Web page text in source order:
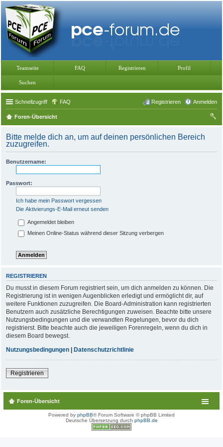
Teamseite FAQ Registrieren Profil
Suchen
Schnellzugriff FAQ Anmelden
Registrieren
Foren-Übersicht
Bitte melde dich an, um auf deinen persönlichen Bereich
zuzugreifen.
Benutzername:
Passwort:
Ich habe mein Passwort vergessen
Die Aktivierungs-E-Mail erneut senden
Angemeldet bleiben
Meinen Online-Status während dieser Sitzung verbergen
REGISTRIEREN
Du musst in diesem Forum registriert sein, um dich anmelden zu können. Die
Registrierung ist in wenigen Augenblicken erledigt und ermöglicht dir, auf
weitere Funktionen zuzugreifen. Die Board-Administration kann registrierten
Benutzern auch zusätzliche Berechtigungen zuweisen. Beachte bitte unsere
Nutzungsbedingungen und die verwandten Regelungen, bevor du dich
registrierst. Bitte beachte auch die jeweiligen Forenregeln, wenn du dich in
diesem Board bewegst.
Nutzungsbedingungen | Datenschutzrichtlinie
Registrieren
Foren-Übersicht
Powered by phpBB® Forum Software © phpBB Limited
Deutsche Übersetzung durch phpBB.de